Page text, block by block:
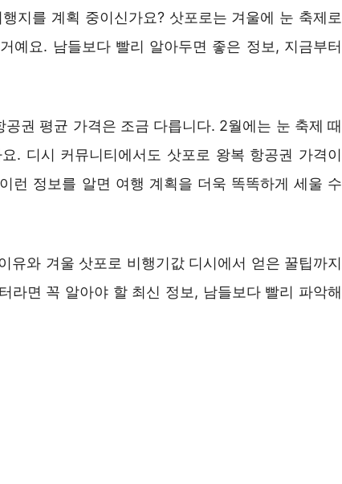
지를 계획 중이신가요? 삿포로는 겨울에 눈 축제로
예요. 남들보다 빨리 알아두면 좋은 정보, 지금부터
권 평균 가격은 조금 다릅니다. 2월에는 눈 축제 때
. 디시 커뮤니티에서도 삿포로 왕복 항공권 가격이
런 정보를 알면 여행 계획을 더욱 똑똑하게 세울 수
유와 겨울 삿포로 비행기값 디시에서 얻은 꿀팁까지
라면 꼭 알아야 할 최신 정보, 남들보다 빨리 파악해